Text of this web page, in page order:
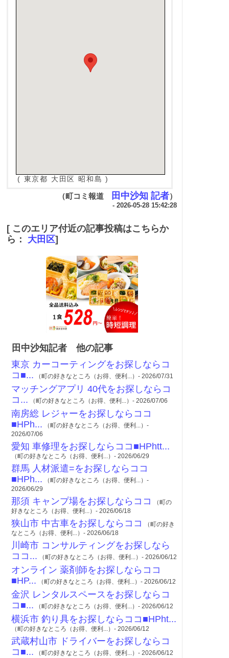
( 東京都 大田区 昭和島 )
（町コミ報道 田中沙知 記者）
- 2026-05-28 15:42:28
[ このエリア付近の記事投稿はこちらか
ら： 大田区]
田中沙知記者 他の記事
東京 カーコーティングをお探しならコ
コ■... （町の好きなところ（お得、便利...）- 2026/07/31
マッチングアプリ 40代をお探しならコ
コ... （町の好きなところ（お得、便利...）- 2026/07/06
南房総 レジャーをお探しならココ
■HPh... （町の好きなところ（お得、便利...）-
2026/07/06
愛知 車修理をお探しならココ■HPhtt...
（町の好きなところ（お得、便利...）- 2026/06/29
群馬 人材派遣=をお探しならココ
■HPh... （町の好きなところ（お得、便利...）-
2026/06/29
那須 キャンプ場をお探しならココ
（町の
好きなところ（お得、便利...）- 2026/06/18
狭山市 中古車をお探しならココ
（町の好き
なところ（お得、便利...）- 2026/06/18
川崎市 コンサルティングをお探しなら
ココ... （町の好きなところ（お得、便利...）- 2026/06/12
オンライン 薬剤師をお探しならココ
■HP... （町の好きなところ（お得、便利...）- 2026/06/12
金沢 レンタルスペースをお探しならコ
コ■... （町の好きなところ（お得、便利...）- 2026/06/12
横浜市 釣り具をお探しならココ■HPht...
（町の好きなところ（お得、便利...）- 2026/06/12
武蔵村山市 ドライバーをお探しならコ
コ■... （町の好きなところ（お得、便利...）- 2026/06/12